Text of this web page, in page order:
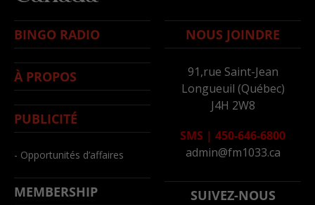
BINGO RADIO
À PROPOS
PUBLICITÉ
- Opportunités d’affaires
MEMBERSHIP
NOUS JOINDRE
91,rue Saint-Jean
Longueuil (Québec)
J4H 2W8
SMS | 450-646-6800
admin@fm1033.ca
SUIVEZ-NOUS